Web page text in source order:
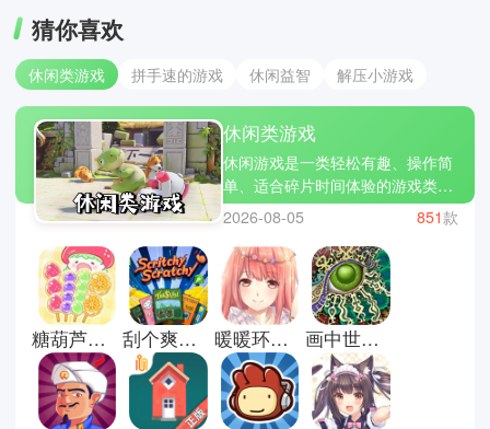
猜你喜欢
休闲类游戏 拼手速的游戏 休闲益智 解压小游戏
休闲类游戏
休闲游戏是一类轻松有趣、操作简
单、适合碎片时间体验的游戏类
型，让玩家在短时间内获得乐趣和
放松。小编为大家精选了几款热门
休闲游戏：旅行青蛙、开心消消
乐、糖果传奇。休闲游戏不仅让你
打发时间，还能带来成就感和小小
的惊喜。立即下载休闲游戏合集，
让轻松有趣的游戏陪伴你的每一
天，放松心情，享受片刻欢乐!
2026-08-05 851款
糖葫芦达人最新版 刮个爽游戏正式版 暖暖环游世界安卓版 画中世界手机版